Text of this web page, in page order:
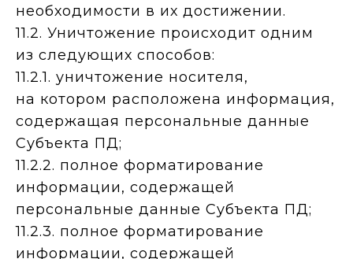
необходимости в их достижении.
11.2. Уничтожение происходит одним
из следующих способов:
11.2.1. уничтожение носителя,
на котором расположена информация,
содержащая персональные данные
Субъекта ПД;
11.2.2. полное форматирование
информации, содержащей
персональные данные Субъекта ПД;
11.2.3. полное форматирование
информации, содержащей